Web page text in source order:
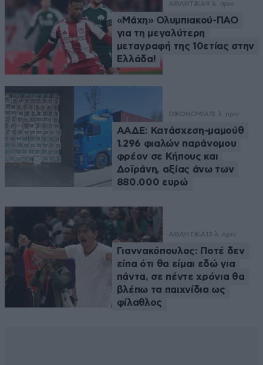
ΑΘΛΗΤΙΚΑ9 λ. πριν
«Μάχη» Ολυμπιακού-ΠΑΟ
για τη μεγαλύτερη
μεταγραφή της 10ετίας στην
Ελλάδα!
ΟΙΚΟΝΟΜΙΑ 13 λ. πριν
ΑΑΔΕ: Κατάσχεση-μαμούθ
1.296 φιαλών παράνομου
φρέον σε Κήπους και
Δοϊράνη, αξίας άνω των
880.000 ευρώ
ΑΘΛΗΤΙΚΑ 13 λ. πριν
Γιαννακόπουλος: Ποτέ δεν
είπα ότι θα είμαι εδώ για
πάντα, σε πέντε χρόνια θα
βλέπω τα παιχνίδια ως
φίλαθλος